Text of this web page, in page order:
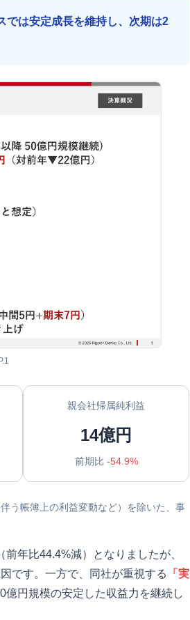
では安定成長を維持し、次期は2
親会社帰属純利益
14億円
前期比 -54.9%
う帳簿上の利益変動など）を除いた、事
年比44.4%減）となりましたが、
です。一方で、同社が重視する
「実
億円規模の安定した収益力を継続し